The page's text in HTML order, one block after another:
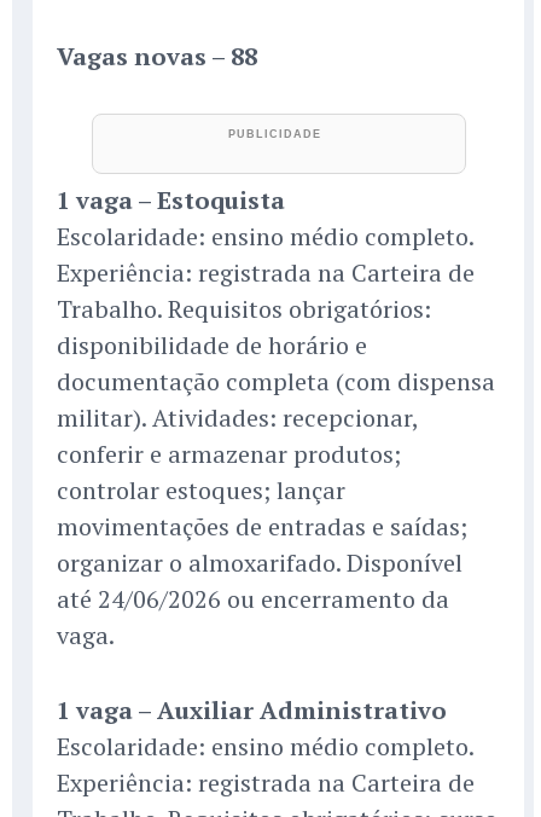
Vagas novas – 88
1 vaga – Estoquista
Escolaridade: ensino médio completo.
Experiência: registrada na Carteira de
Trabalho. Requisitos obrigatórios:
disponibilidade de horário e
documentação completa (com dispensa
militar). Atividades: recepcionar,
conferir e armazenar produtos;
controlar estoques; lançar
movimentações de entradas e saídas;
organizar o almoxarifado. Disponível
até 24/06/2026 ou encerramento da
vaga.
1 vaga – Auxiliar Administrativo
Escolaridade: ensino médio completo.
Experiência: registrada na Carteira de